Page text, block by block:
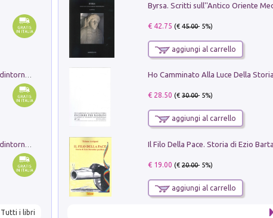
Ruderi delle ville Romano Sabine nei dintorni di Poggio Mirteto. Illustrati dal dott.re prof.re cav.re Ercole Nardi regio ispettore degli scavi e monumenti. Anno 1885. Tavole e studio. Con 25 tavole fuori testo in cartella editoriale
Tutti i libri
€ 42.75 (€45.00- 5%)
aggiungi al carrello
€ 28.50 (€30.00- 5%)
aggiungi al carrello
€ 19.00 (€20.00- 5%)
aggiungi al carrello